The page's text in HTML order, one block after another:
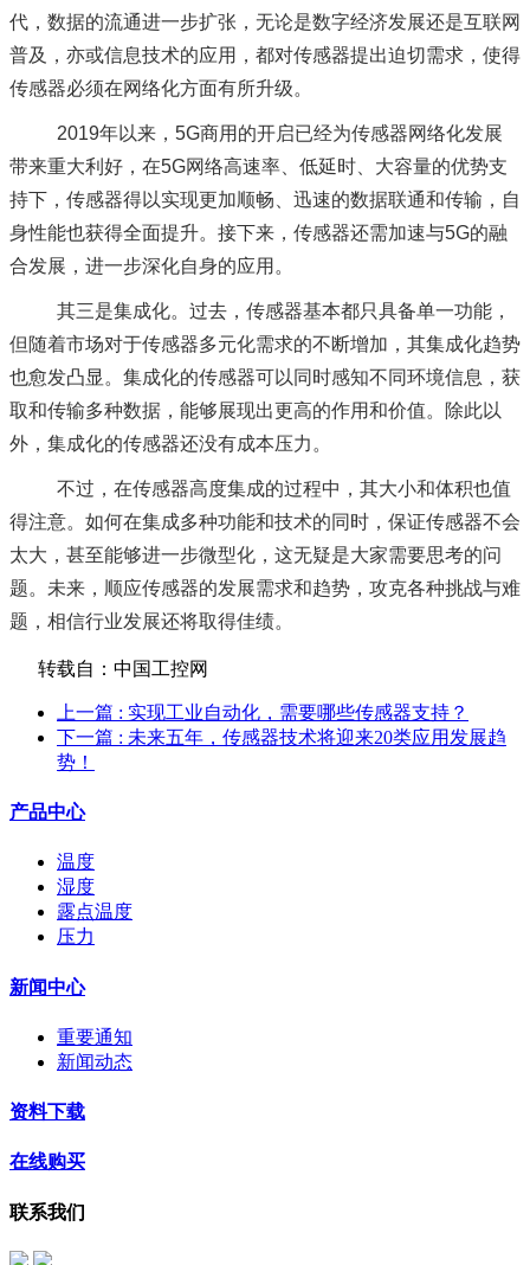
代，数据的流通进一步扩张，无论是数字经济发展还是互联网
普及，亦或信息技术的应用，都对传感器提出迫切需求，使得
传感器必须在网络化方面有所升级。
2019年以来，5G商用的开启已经为传感器网络化发展
带来重大利好，在5G网络高速率、低延时、大容量的优势支
持下，传感器得以实现更加顺畅、迅速的数据联通和传输，自
身性能也获得全面提升。接下来，传感器还需加速与5G的融
合发展，进一步深化自身的应用。
其三是集成化。过去，传感器基本都只具备单一功能，
但随着市场对于传感器多元化需求的不断增加，其集成化趋势
也愈发凸显。集成化的传感器可以同时感知不同环境信息，获
取和传输多种数据，能够展现出更高的作用和价值。除此以
外，集成化的传感器还没有成本压力。
不过，在传感器高度集成的过程中，其大小和体积也值
得注意。如何在集成多种功能和技术的同时，保证传感器不会
太大，甚至能够进一步微型化，这无疑是大家需要思考的问
题。未来，顺应传感器的发展需求和趋势，攻克各种挑战与难
题，相信行业发展还将取得佳绩。
转载自：中国工控网
上一篇 : 实现工业自动化，需要哪些传感器支持？
下一篇 : 未来五年，传感器技术将迎来20类应用发展趋
势！
产品中心
温度
湿度
露点温度
压力
新闻中心
重要通知
新闻动态
资料下载
在线购买
联系我们